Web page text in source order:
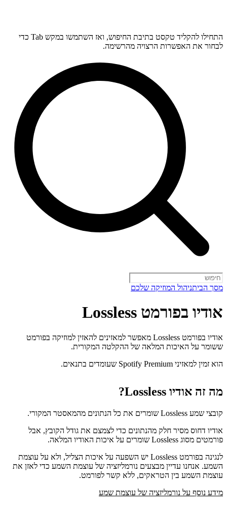
התחילו להקליד טקסט בתיבת החיפוש, ואז השתמשו במקש Tab כדי
לבחור את האפשרות הרצויה מהרשימה.
מסך הביתניהול המוזיקה שלכם
אודיו בפורמט Lossless
אודיו בפורמט Lossless מאפשר למאזינים להאזין למוזיקה בפורמט
ששומר על האיכות המלאה של ההקלטה המקורית.
הוא זמין למאזיני Spotify Premium שעומדים בתנאים.
מה זה אודיו Lossless?
קובצי שמע Lossless שומרים את כל הנתונים מהמאסטר המקורי.
אודיו דחוס מסיר חלק מהנתונים כדי לצמצם את גודל הקובץ, אבל
פורמטים מסוג Lossless שומרים על איכות האודיו המלאה.
לנגינה בפורמט Lossless יש השפעה על איכות הצליל, ולא על עוצמת
השמע. אנחנו עדיין מבצעים נורמליזציה של עוצמת השמע כדי לאזן את
עוצמת השמע בין הטראקים, ללא קשר לפורמט.
מידע נוסף על נורמליזציה של עוצמת שמע